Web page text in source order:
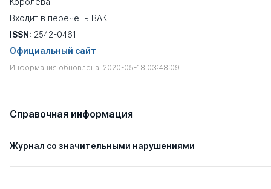
Входит в перечень ВАК
ISSN: 2542-0461
Официальный сайт
Информация обновлена: 2020-05-18 03:48:09
Справочная информация
Журнал со значительными нарушениями